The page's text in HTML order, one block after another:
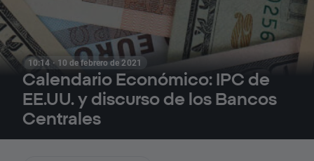
10:14 · 10 de febrero de 2021
Calendario Económico: IPC de
EE.UU. y discurso de los Bancos
Centrales